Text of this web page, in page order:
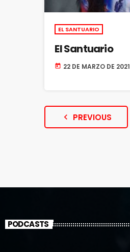
EL SANTUARIO
El Santuario
today 22 DE MARZO DE 2021
navigate_before PREVIOUS
PODCASTS